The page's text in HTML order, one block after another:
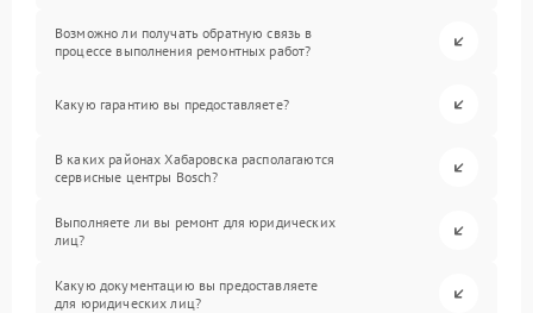
Возможно ли получать обратную связь в
процессе выполнения ремонтных работ?
Какую гарантию вы предоставляете?
В каких районах Хабаровска располагаются
сервисные центры Bosch?
Выполняете ли вы ремонт для юридических
лиц?
Какую документацию вы предоставляете
для юридических лиц?